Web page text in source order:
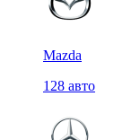
Mazda
128 авто